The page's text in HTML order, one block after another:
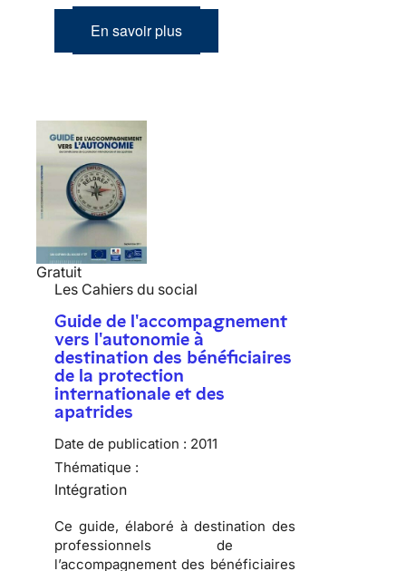
En savoir plus
Gratuit
Les Cahiers du social
Guide de l'accompagnement
vers l'autonomie à
destination des bénéficiaires
de la protection
internationale et des
apatrides
Date de publication : 2011
Thématique :
Intégration
Ce guide, élaboré à destination des
professionnels de
l’accompagnement des bénéficiaires